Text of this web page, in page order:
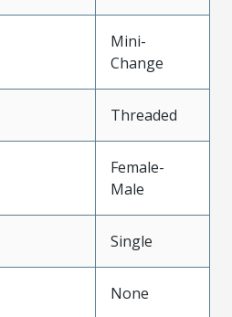
Mini-
Change
Threaded
Female-
Male
Single
None